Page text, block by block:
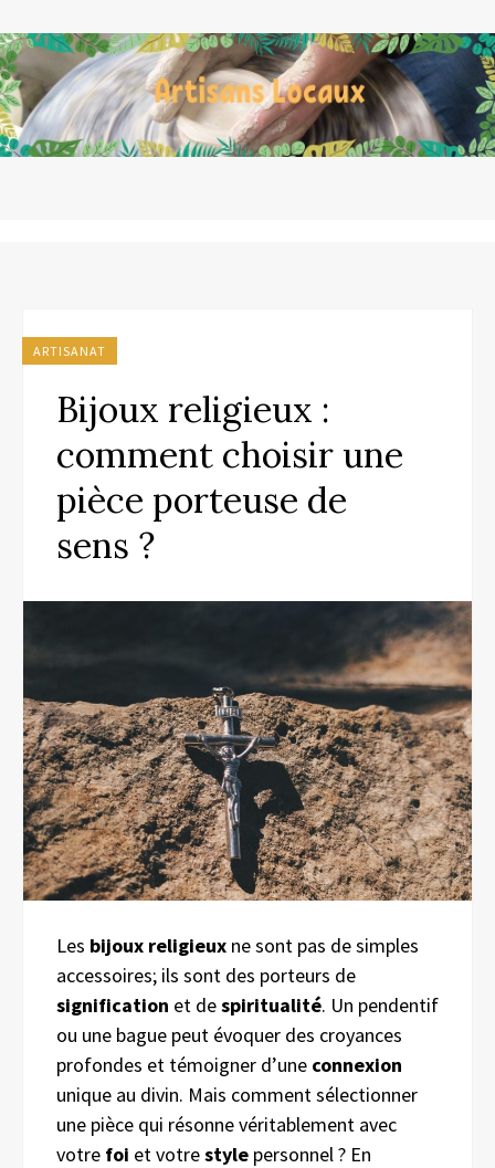
ARTISANAT
Bijoux religieux :
comment choisir une
pièce porteuse de
sens ?
Les bijoux religieux ne sont pas de simples
accessoires; ils sont des porteurs de
signification et despiritualité. Un pendentif
ou une bague peut évoquer des croyances
profondes et témoigner d’une connexion
unique au divin. Mais comment sélectionner
une pièce qui résonne véritablement avec
votre foi et votrestyle personnel ? En